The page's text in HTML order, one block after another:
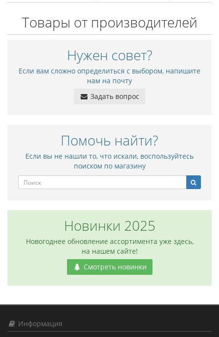
Товары от производителей
Нужен совет?
Если вам сложно определиться с выбором, напишите
нам на почту
Задать вопрос
Помочь найти?
Если вы не нашли то, что искали, воспользуйтесь
поиском по магазину
Новинки 2025
Новогоднее обновление ассортимента уже здесь,
на нашем сайте!
Смотреть новинки
Информация